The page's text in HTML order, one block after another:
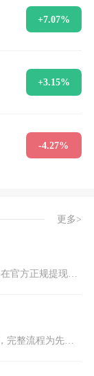
+7.07%
+3.15%
-4.27%
更多>
雷达币账户里面的资金已经无法正常提现，不存在官方正规提现渠道...
境外平台P2P场外交易是普通人接触最多的方式，完整流程为先完...